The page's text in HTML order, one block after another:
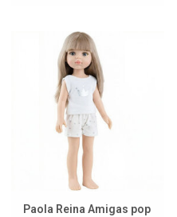
Paola Reina Amigas pop